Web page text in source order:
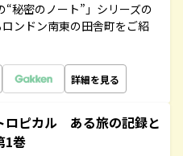
秘密のノート”」シリーズの
ンドン南東の田舎町をご紹
詳細を見る
ロピカル ある旅の記録と
巻